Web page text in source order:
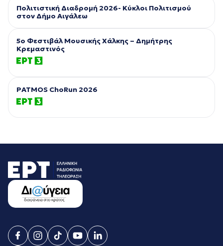
Πολιτιστική Διαδρομή 2026- Κύκλοι Πολιτισμού
στον Δήμο Αιγάλεω
5ο Φεστιβάλ Μουσικής Χάλκης – Δημήτρης
Κρεμαστινός
PATMOS ChoRun 2026